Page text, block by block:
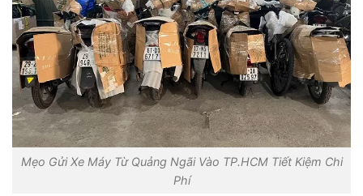
Mẹo Gửi Xe Máy Từ Quảng Ngãi Vào TP.HCM Tiết Kiệm Chi
Phí